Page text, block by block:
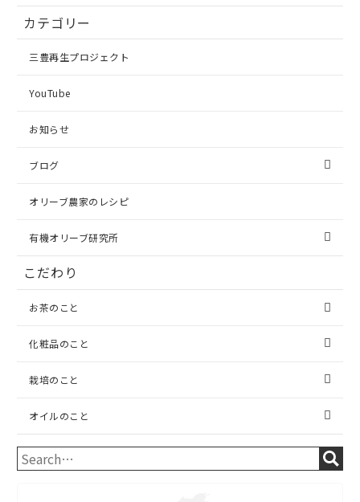
カテゴリー
三豊再生プロジェクト
YouTube
お知らせ
ブログ
オリーブ農家のレシピ
有機オリーブ研究所
こだわり
お茶のこと
化粧品のこと
栽培のこと
オイルのこと